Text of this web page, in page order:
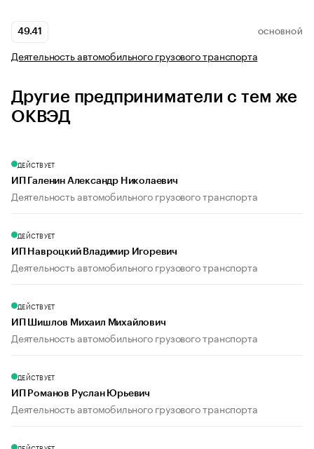
49.41 ОСНОВНОЙ
Деятельность автомобильного грузового транспорта
Другие предприниматели с тем же
ОКВЭД
ДЕЙСТВУЕТ
ИП Галенин Александр Николаевич
Деятельность автомобильного грузового транспорта
ДЕЙСТВУЕТ
ИП Навроцкий Владимир Игоревич
Деятельность автомобильного грузового транспорта
ДЕЙСТВУЕТ
ИП Шишлов Михаил Михайлович
Деятельность автомобильного грузового транспорта
ДЕЙСТВУЕТ
ИП Романов Руслан Юрьевич
Деятельность автомобильного грузового транспорта